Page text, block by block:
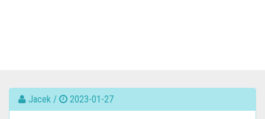
Jacek / 2023-01-27